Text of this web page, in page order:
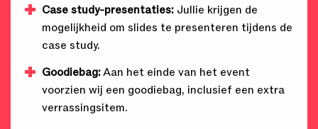
Case study-presentaties: Jullie krijgen de
mogelijkheid om slides te presenteren tijdens de
case study.
Goodiebag:Aan het einde van het event
voorzien wij een goodiebag, inclusief een extra
verrassingsitem.